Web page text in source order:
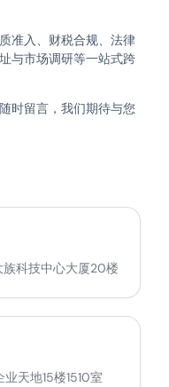
准入、财税合规、法律
与市场调研等一站式跨
时留言，我们期待与您
科技中心大厦20楼
天地15楼1510室